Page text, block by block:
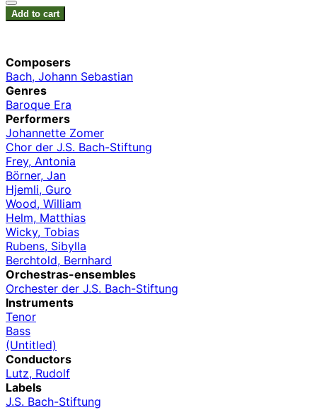
Add to cart
Composers
Bach, Johann Sebastian
Genres
Baroque Era
Performers
Johannette Zomer
Chor der J.S. Bach-Stiftung
Frey, Antonia
Börner, Jan
Hjemli, Guro
Wood, William
Helm, Matthias
Wicky, Tobias
Rubens, Sibylla
Berchtold, Bernhard
Orchestras-ensembles
Orchester der J.S. Bach-Stiftung
Instruments
Tenor
Bass
(Untitled)
Conductors
Lutz, Rudolf
Labels
J.S. Bach-Stiftung